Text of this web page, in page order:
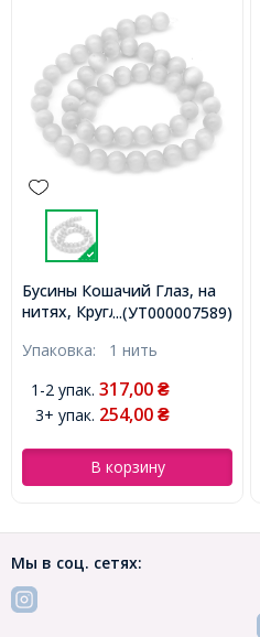
...(УТ000007589)
Бусины Кошачий Глаз, на
нитях, Круглые, Белый,
около 46шт/38см/нить,
Упаковка: 1 нить
1-2 упак. 317,00 ₴
3+ упак. 254,00 ₴
В корзину
Мы в соц. сетях: